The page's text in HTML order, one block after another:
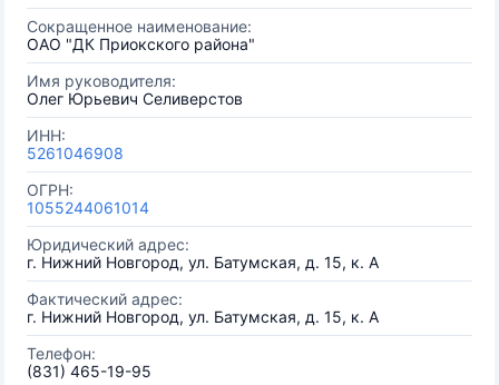
Сокращенное наименование:
ОАО "ДК Приокского района"
Имя руководителя:
Олег Юрьевич Селиверстов
ИНН:
5261046908
ОГРН:
1055244061014
Юридический адрес:
г. Нижний Новгород, ул. Батумская, д. 15, к. А
Фактический адрес:
г. Нижний Новгород, ул. Батумская, д. 15, к. А
Телефон:
(831) 465-19-95